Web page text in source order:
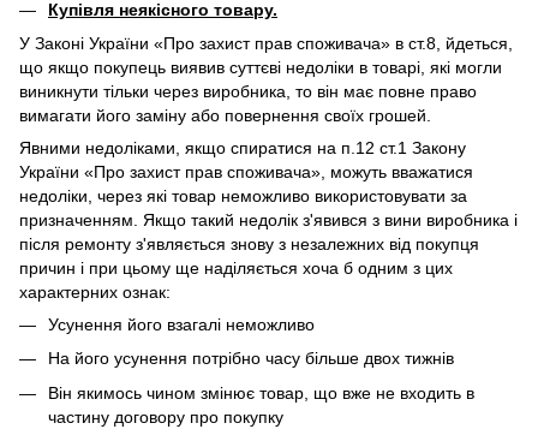
Купівля неякісного товару.
У Законі України «Про захист прав споживача» в ст.8, йдеться,
що якщо покупець виявив суттєві недоліки в товарі, які могли
виникнути тільки через виробника, то він має повне право
вимагати його заміну або повернення своїх грошей.
Явними недоліками, якщо спиратися на п.12 ст.1 Закону
України «Про захист прав споживача», можуть вважатися
недоліки, через які товар неможливо використовувати за
призначенням. Якщо такий недолік з'явився з вини виробника і
після ремонту з'являється знову з незалежних від покупця
причин і при цьому ще наділяється хоча б одним з цих
характерних ознак:
Усунення його взагалі неможливо
На його усунення потрібно часу більше двох тижнів
Він якимось чином змінює товар, що вже не входить в
частину договору про покупку